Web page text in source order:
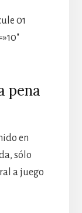
01
pena
en
sólo
a juego